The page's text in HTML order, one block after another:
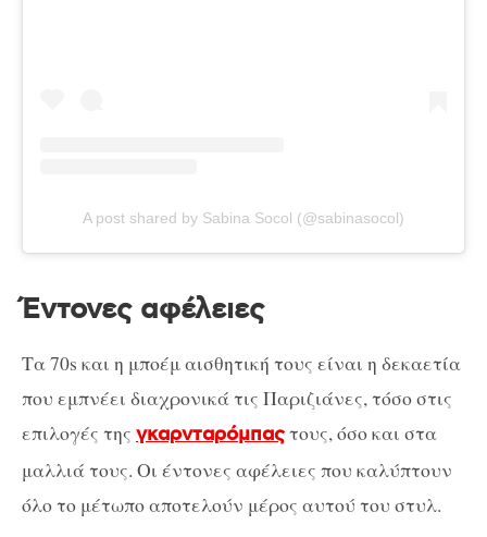
A post shared by Sabina Socol (@sabinasocol)
Έντονες αφέλειες
Τα 70s και η μποέμ αισθητική τους είναι η δεκαετία
που εμπνέει διαχρονικά τις Παριζιάνες, τόσο στις
επιλογές της γκαρνταρόμπαςτους, όσο και στα
μαλλιά τους. Οι έντονες αφέλειες που καλύπτουν
όλο το μέτωπο αποτελούν μέρος αυτού του στυλ.